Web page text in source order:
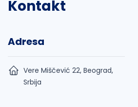
Kontakt
Adresa
Vere Miščević 22, Beograd,
Srbija